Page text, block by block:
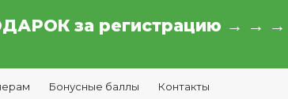
за регистрацию → → →
Бонусные баллы Контакты